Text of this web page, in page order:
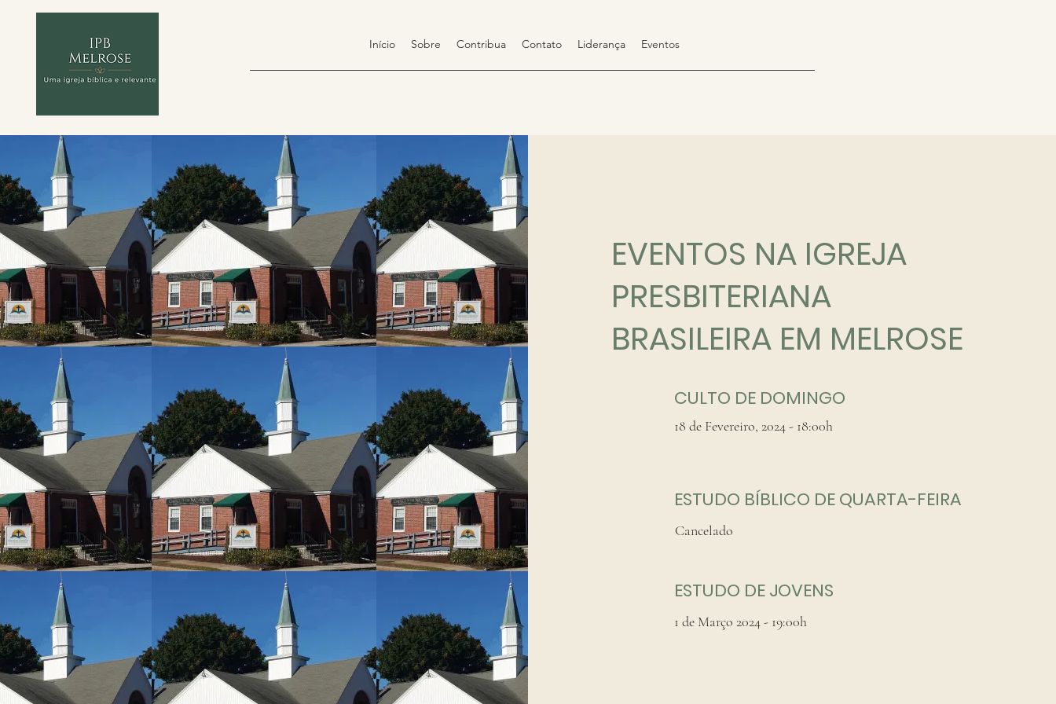
Início Sobre Contribua Contato Liderança Eventos
EVENTOS NA IGREJA
PRESBITERIANA
BRASILEIRA EM MELROSE
CULTO DE DOMINGO
18 de Fevereiro, 2024 - 18:00h
ESTUDO BÍBLICO DE QUARTA-FEIRA
Cancelado
ESTUDO DE JOVENS
1 de Março 2024 - 19:00h